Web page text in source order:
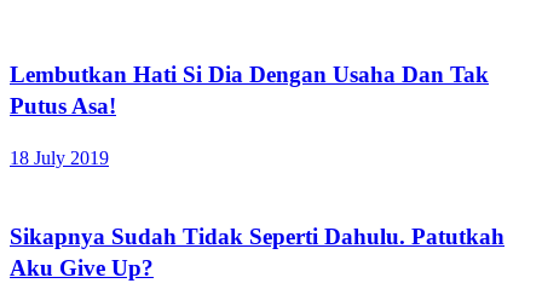
Lembutkan Hati Si Dia Dengan Usaha Dan Tak
Putus Asa!
18 July 2019
Sikapnya Sudah Tidak Seperti Dahulu. Patutkah
Aku Give Up?